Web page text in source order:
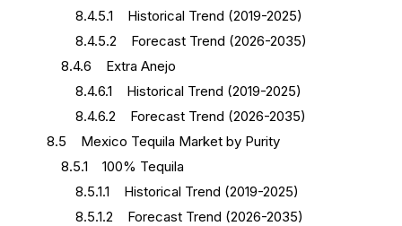
8.4.5.1 Historical Trend (2019-2025)
8.4.5.2 Forecast Trend (2026-2035)
8.4.6 Extra Anejo
8.4.6.1 Historical Trend (2019-2025)
8.4.6.2 Forecast Trend (2026-2035)
8.5 Mexico Tequila Market by Purity
8.5.1 100% Tequila
8.5.1.1 Historical Trend (2019-2025)
8.5.1.2 Forecast Trend (2026-2035)